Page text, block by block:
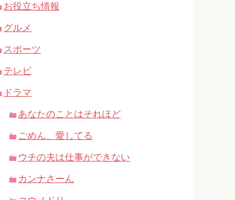
お役立ち情報
グルメ
スポーツ
テレビ
ドラマ
あなたのことはそれほど
ごめん、愛してる
ウチの夫は仕事ができない
カンナさーん